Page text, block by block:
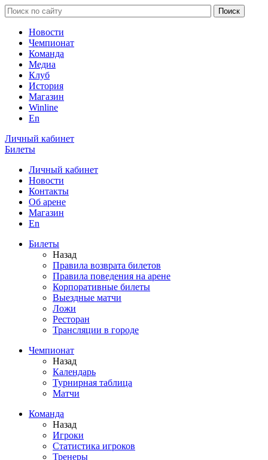
Новости
Чемпионат
Команда
Медиа
Клуб
История
Магазин
Winline
En
Личный кабинет
Билеты
Личный кабинет
Новости
Контакты
Об арене
Магазин
En
Билеты
Назад
Правила возврата билетов
Правила поведения на арене
Корпоративные билеты
Выездные матчи
Ложи
Ресторан
Трансляции в городе
Чемпионат
Назад
Календарь
Турнирная таблица
Матчи
Команда
Назад
Игроки
Статистика игроков
Тренеры